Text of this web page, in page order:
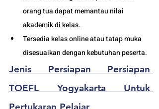
orang tua dapat memantau nilai
akademik di kelas.
Tersedia kelas online atau tatap muka
disesuaikan dengan kebutuhan peserta.
Jenis Persiapan Persiapan
TOEFL Yogyakarta Untuk